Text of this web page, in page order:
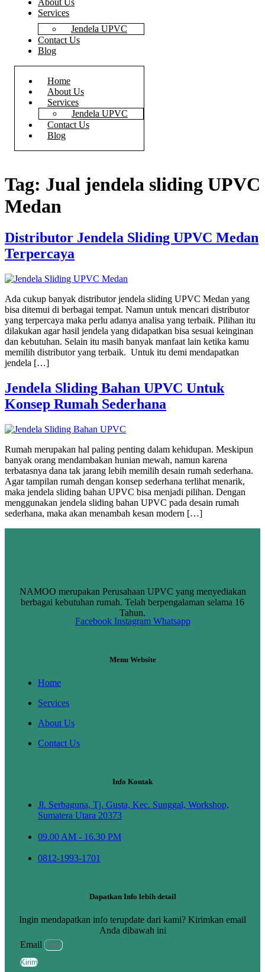
About Us
Services
Jendela UPVC
Contact Us
Blog
Home
About Us
Services
Jendela UPVC
Contact Us
Blog
Tag: Jual jendela sliding UPVC
Medan
Distributor Jendela Sliding UPVC Medan
Terpercaya
Ada cukup banyak distributor jendela sliding UPVC Medan yang
bisa ditemui di berbagai tempat. Namun untuk mencari distributor
yang terpercaya maka perlu adanya analisa yang terbaik. Pilihan itu
dilakukan agar hasil jendela yang didapatkan bisa sesuai keinginan
dan kebutuhan. Selain itu masih banyak manfaat lain ketika kamu
memilih distributor yang terbaik. Untuk itu demi mendapatkan
jendela […]
Jendela Sliding Bahan UPVC Untuk
Konsep Rumah Sederhana
Rumah merupakan hal paling penting dalam kehidupan. Meskipun
banyak orang mendambakan hunian mewah, namun karena
terbatasnya dana tak jarang lebih memilih desain rumah sederhana.
Agar tampilan rumah dengan konsep sederhana terlihat menarik,
maka jendela sliding bahan UPVC bisa menjadi pilihan. Dengan
menggunakan jendela sliding bahan UPVC pada desain rumah
sederhana, maka akan menambah kesan modern […]
NAMOO merupakan Perusahaan UPVC yang menyediakan
berbagai kebutuhan rumah. Telah berpengalaman selama 16
Tahun.
Facebook Instagram Whatsapp
Menu Website
Home
Services
About Us
Contact Us
Info Kontak
Jl. Serbaguna, Tj. Gusta, Kec. Sunggal, Workshop,
Sumatera Utara 20373
09.00 AM - 16.30 PM
0812-1993-1701
Dapatkan Info lebih detail
Ingin mendapatkan info terupdate dari kami? Kirimkan email
Anda dibawah ini
Email
Kirim